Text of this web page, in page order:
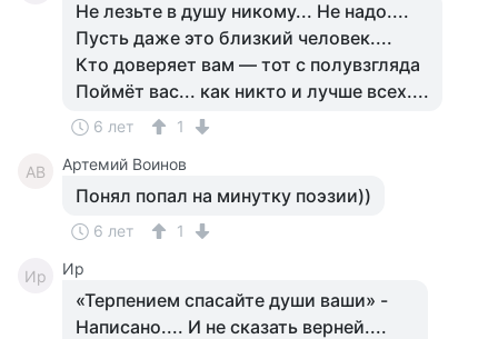
Не лезьте в душу никому... Не надо....
Пусть даже это близкий человек....
Кто доверяет вам — тот с полувзгляда
Поймёт вас... как никто и лучше всех....
6 лет 1
АВ Артемий Воинов
Понял попал на минутку поэзии))
6 лет 1
Ир Ир
«Терпением спасайте души ваши» -
Написано.... И не сказать верней....